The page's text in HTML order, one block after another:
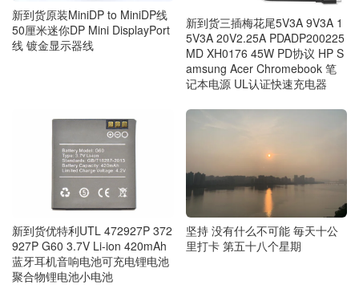
新到货原装MiniDP to MiniDP线
50厘米迷你DP Mini DisplayPort
线 镀金显示器线
新到货三插梅花尾5V3A 9V3A 1
5V3A 20V2.25A PDADP200225
MD XH0176 45W PD协议 HP S
amsung Acer Chromebook 笔
记本电源 UL认证快速充电器
新到货优特利UTL 472927P 372
927P G60 3.7V Li-ion 420mAh
蓝牙耳机音响电池可充电锂电池
聚合物锂电池小电池
坚持 没有什么不可能 毎天十公
里打卡 第五十八个星期